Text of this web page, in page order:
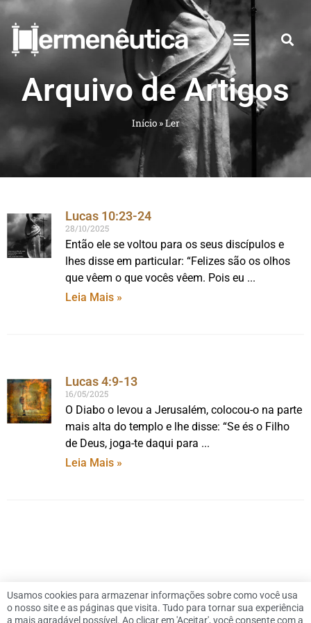
Arquivo de Artigos
Início»Ler
Lucas 10:23-24
28/10/2025
Então ele se voltou para os seus discípulos e
lhes disse em particular: “Felizes são os olhos
que vêem o que vocês vêem. Pois eu
Leia Mais »
Lucas 4:9-13
16/05/2025
O Diabo o levou a Jerusalém, colocou-o na parte
mais alta do templo e lhe disse: “Se és o Filho
de Deus, joga-te daqui para
Leia Mais »
Usamos cookies para armazenar informações sobre como você usa
o nosso site e as páginas que visita. Tudo para tornar sua experiência
a mais agradável possível. Ao clicar em 'Aceitar', você consente com a